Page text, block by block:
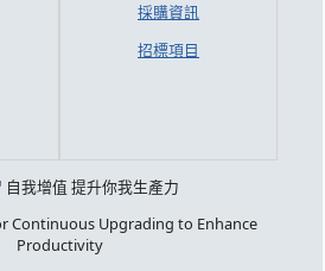
採購資訊
招標項目
自我增值 提升你我生產力
Continuous Upgrading to Enhance
Productivity